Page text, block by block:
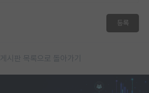
등록
게시판 목록으로 돌아가기